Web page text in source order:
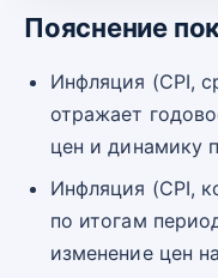
Пояснение
Инфляция (CPI,
отражает
цен и динамику
Инфляция (CPI,
по итогам
изменение цен